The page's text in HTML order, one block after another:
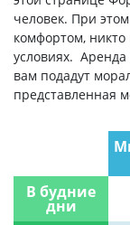
человек. При
комфортом, никто
условиях. Аренда
вам подадут
представленная
В будние
дни